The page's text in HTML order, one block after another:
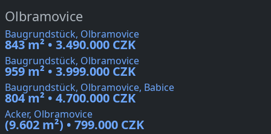
Olbramovice
Baugrundstück, Olbramovice
843 m² • 3.490.000 CZK
Baugrundstück, Olbramovice
959 m² • 3.999.000 CZK
Baugrundstück, Olbramovice, Babice
804 m² • 4.700.000 CZK
Acker, Olbramovice
(9.602 m²) • 799.000 CZK